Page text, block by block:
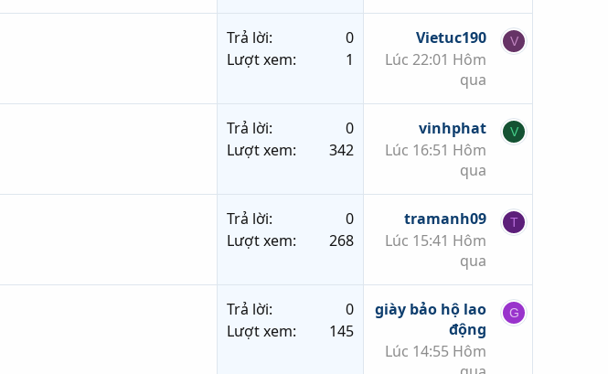
Trả lời
0
Lượt xem
1
Vietuc190
Lúc 22:01 Hôm
qua
V
Trả lời
0
Lượt xem
342
vinhphat
Lúc 16:51 Hôm
qua
V
Trả lời
0
Lượt xem
268
tramanh09
Lúc 15:41 Hôm
qua
T
Trả lời
0
Lượt xem
145
giày bảo hộ lao
động
Lúc 14:55 Hôm
G